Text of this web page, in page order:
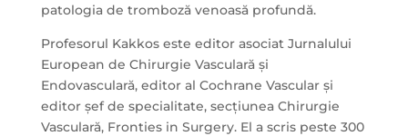
patologia de tromboză venoasă profundă.
Profesorul Kakkos este editor asociat Jurnalului
European de Chirurgie Vasculară și
Endovasculară, editor al Cochrane Vascular și
editor șef de specialitate, secțiunea Chirurgie
Vasculară, Fronties in Surgery. El a scris peste 300